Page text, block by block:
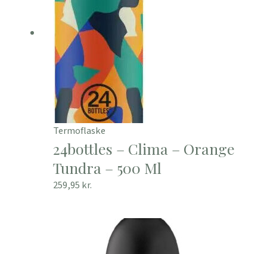
Termoflaske
24bottles – Clima – Orange
Tundra – 500 Ml
259,95 kr.